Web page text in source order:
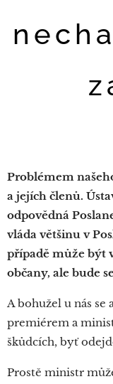
Problémem
a jejích členů.
odpovědná
vláda většinu v
případě může být
občany, ale bude
A bohužel u nás se
premiérem a
škůdcích, byť
Prostě ministr